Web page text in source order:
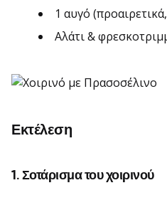
1 αυγό
Αλάτι &
Εκτέλεση
1. Σοτάρισμα του χοιρινού